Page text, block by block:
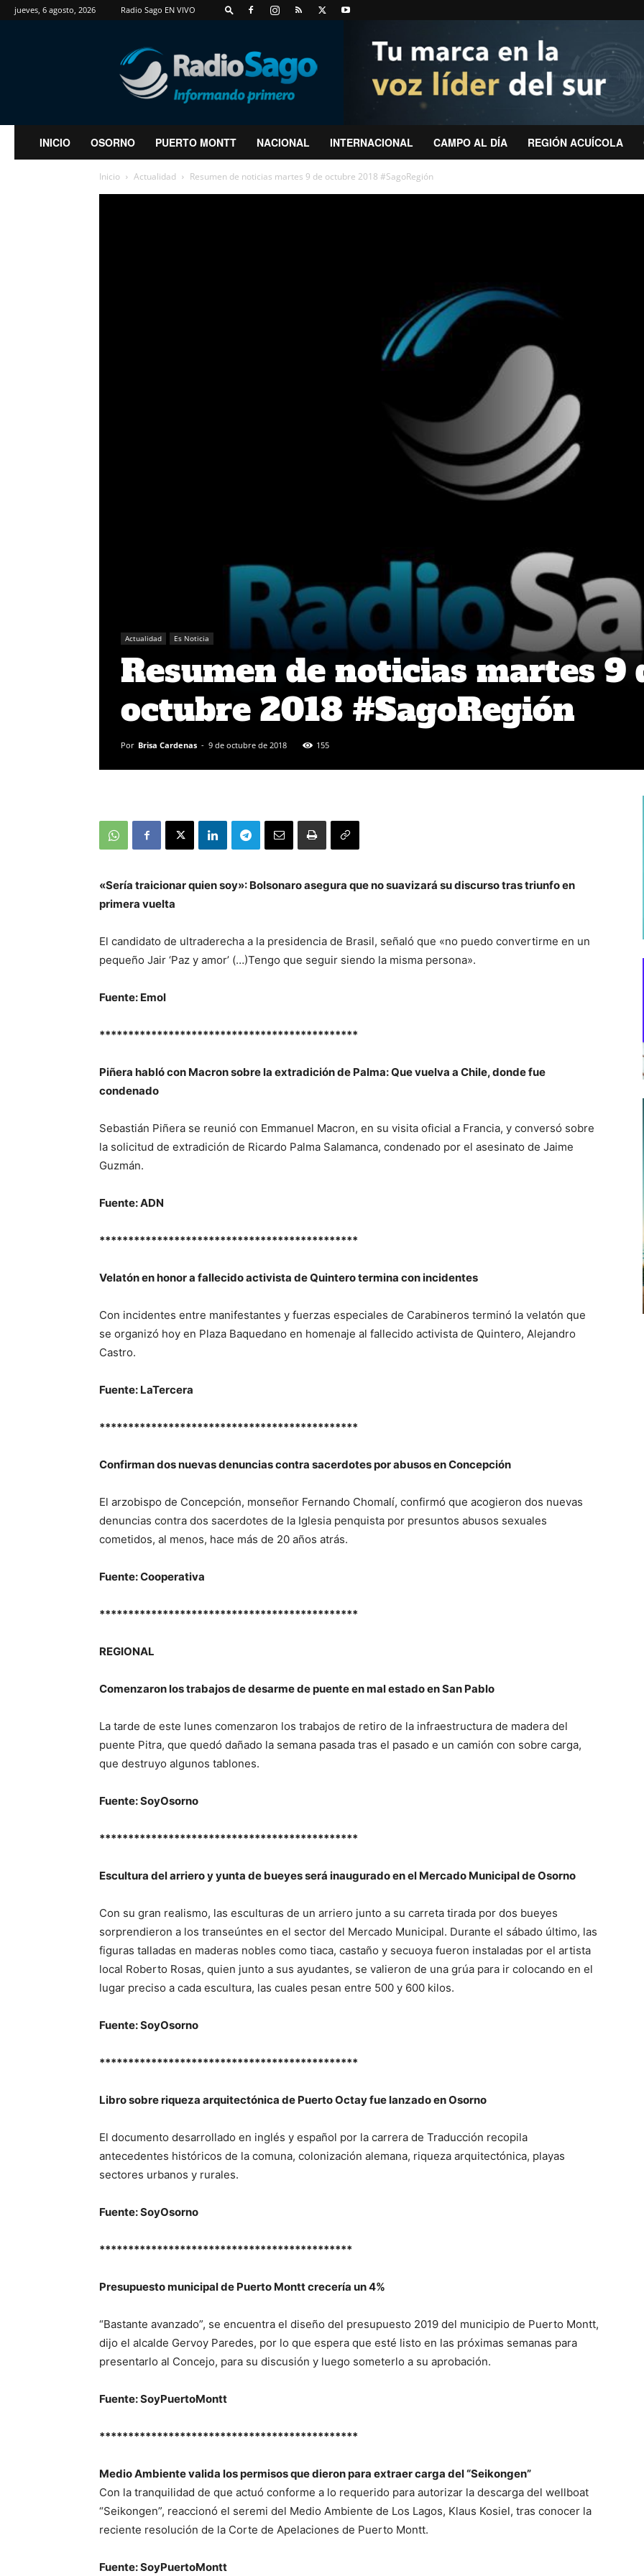
jueves, 6 agosto, 2026 Radio Sago EN VIVO
RadioSago
INICIO OSORNO PUERTO MONTT NACIONAL INTERNACIONAL CAMPO AL DÍA REGIÓN ACUÍCOLA
Inicio Actualidad Resumen de noticias martes 9 de octubre 2018 #SagoRegión
Actualidad Es Noticia
Resumen de noticias martes 9
octubre 2018 #SagoRegión
Por Brisa Cardenas - 9 de octubre de 2018 155
«Sería traicionar quien soy»: Bolsonaro asegura que no suavizará su discurso tras triunfo en
primera vuelta
El candidato de ultraderecha a la presidencia de Brasil, señaló que «no puedo convertirme en un
pequeño Jair ‘Paz y amor’ (…)Tengo que seguir siendo la misma persona».
Fuente: Emol
*********************************************
Piñera habló con Macron sobre la extradición de Palma: Que vuelva a Chile, donde fue
condenado
Sebastián Piñera se reunió con Emmanuel Macron, en su visita oficial a Francia, y conversó sobre
la solicitud de extradición de Ricardo Palma Salamanca, condenado por el asesinato de Jaime
Guzmán.
Fuente: ADN
*********************************************
Velatón en honor a fallecido activista de Quintero termina con incidentes
Con incidentes entre manifestantes y fuerzas especiales de Carabineros terminó la velatón que
se organizó hoy en Plaza Baquedano en homenaje al fallecido activista de Quintero, Alejandro
Castro.
Fuente: LaTercera
*********************************************
Confirman dos nuevas denuncias contra sacerdotes por abusos en Concepción
El arzobispo de Concepción, monseñor Fernando Chomalí, confirmó que acogieron dos nuevas
denuncias contra dos sacerdotes de la Iglesia penquista por presuntos abusos sexuales
cometidos, al menos, hace más de 20 años atrás.
Fuente: Cooperativa
*********************************************
REGIONAL
Comenzaron los trabajos de desarme de puente en mal estado en San Pablo
La tarde de este lunes comenzaron los trabajos de retiro de la infraestructura de madera del
puente Pitra, que quedó dañado la semana pasada tras el pasado e un camión con sobre carga,
que destruyo algunos tablones.
Fuente: SoyOsorno
*********************************************
Escultura del arriero y yunta de bueyes será inaugurado en el Mercado Municipal de Osorno
Con su gran realismo, las esculturas de un arriero junto a su carreta tirada por dos bueyes
sorprendieron a los transeúntes en el sector del Mercado Municipal. Durante el sábado último, las
figuras talladas en maderas nobles como tiaca, castaño y secuoya fueron instaladas por el artista
local Roberto Rosas, quien junto a sus ayudantes, se valieron de una grúa para ir colocando en el
lugar preciso a cada escultura, las cuales pesan entre 500 y 600 kilos.
Fuente: SoyOsorno
*********************************************
Libro sobre riqueza arquitectónica de Puerto Octay fue lanzado en Osorno
El documento desarrollado en inglés y español por la carrera de Traducción recopila
antecedentes históricos de la comuna, colonización alemana, riqueza arquitectónica, playas
sectores urbanos y rurales.
Fuente: SoyOsorno
********************************************
Presupuesto municipal de Puerto Montt crecería un 4%
“Bastante avanzado”, se encuentra el diseño del presupuesto 2019 del municipio de Puerto Montt,
dijo el alcalde Gervoy Paredes, por lo que espera que esté listo en las próximas semanas para
presentarlo al Concejo, para su discusión y luego someterlo a su aprobación.
Fuente: SoyPuertoMontt
*********************************************
Medio Ambiente valida los permisos que dieron para extraer carga del “Seikongen”
Con la tranquilidad de que actuó conforme a lo requerido para autorizar la descarga del wellboat
“Seikongen”, reaccionó el seremi del Medio Ambiente de Los Lagos, Klaus Kosiel, tras conocer la
reciente resolución de la Corte de Apelaciones de Puerto Montt.
Fuente: SoyPuertoMontt